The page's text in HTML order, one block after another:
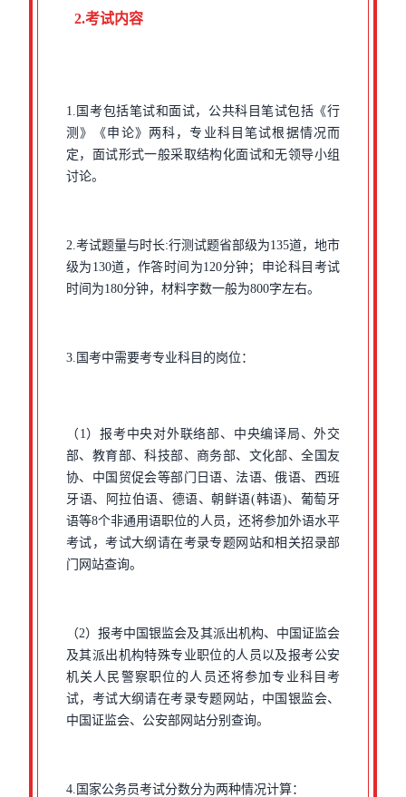
2.考试内容
1.国考包括笔试和面试，公共科目笔试包括《行
测》《申论》两科，专业科目笔试根据情况而
定，面试形式一般采取结构化面试和无领导小组
讨论。
2.考试题量与时长:行测试题省部级为135道，地市
级为130道，作答时间为120分钟；申论科目考试
时间为180分钟，材料字数一般为800字左右。
3.国考中需要考专业科目的岗位：
（1）报考中央对外联络部、中央编译局、外交
部、教育部、科技部、商务部、文化部、全国友
协、中国贸促会等部门日语、法语、俄语、西班
牙语、阿拉伯语、德语、朝鲜语(韩语)、葡萄牙
语等8个非通用语职位的人员，还将参加外语水平
考试，考试大纲请在考录专题网站和相关招录部
门网站查询。
（2）报考中国银监会及其派出机构、中国证监会
及其派出机构特殊专业职位的人员以及报考公安
机关人民警察职位的人员还将参加专业科目考
试，考试大纲请在考录专题网站，中国银监会、
中国证监会、公安部网站分别查询。
4.国家公务员考试分数分为两种情况计算：